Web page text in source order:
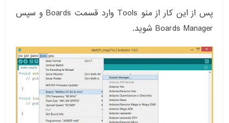
پس از این کار از منو Tools وارد قسمت Boards و سپس
Boards Manager شوید.